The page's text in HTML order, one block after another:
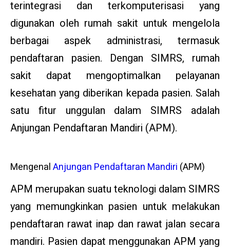
terintegrasi dan terkomputerisasi yang
digunakan oleh rumah sakit untuk mengelola
berbagai aspek administrasi, termasuk
pendaftaran pasien. Dengan SIMRS, rumah
sakit dapat mengoptimalkan pelayanan
kesehatan yang diberikan kepada pasien. Salah
satu fitur unggulan dalam SIMRS adalah
Anjungan Pendaftaran Mandiri (APM).
MengenalAnjungan Pendaftaran Mandiri (APM)
APM merupakan suatu teknologi dalam SIMRS
yang memungkinkan pasien untuk melakukan
pendaftaran rawat inap dan rawat jalan secara
mandiri. Pasien dapat menggunakan APM yang